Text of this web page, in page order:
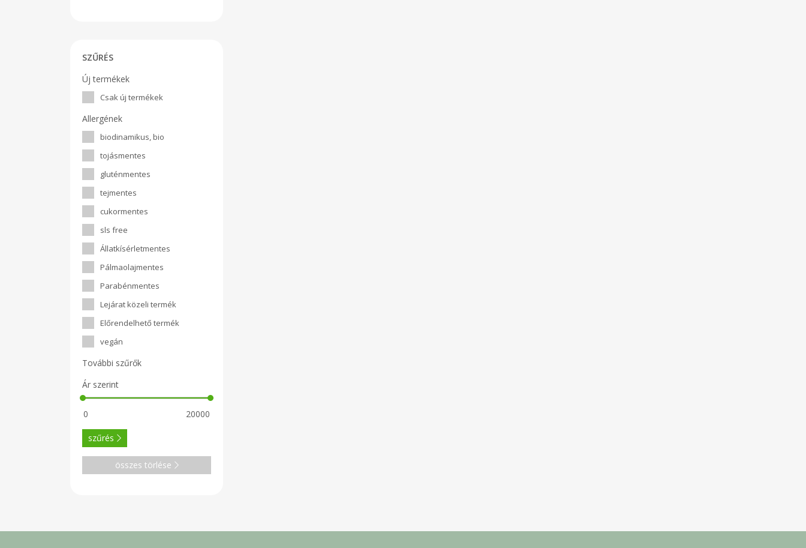
SZŰRÉS
Új termékek
Csak új termékek
Allergének
biodinamikus, bio
tojásmentes
gluténmentes
tejmentes
cukormentes
sls free
Állatkísérletmentes
Pálmaolajmentes
Parabénmentes
Lejárat közeli termék
Előrendelhető termék
vegán
További szűrők
Ár szerint
szűrés
összes törlése